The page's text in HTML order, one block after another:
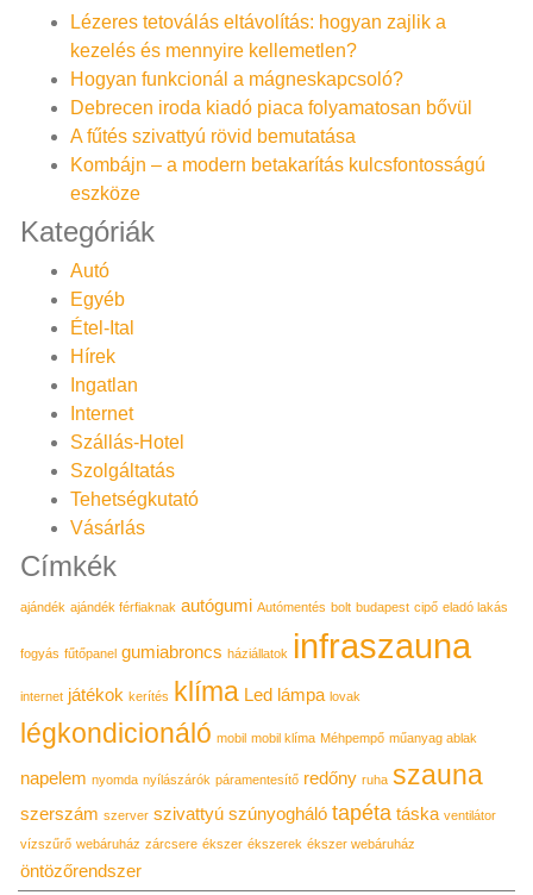
Lézeres tetoválás eltávolítás: hogyan zajlik a
kezelés és mennyire kellemetlen?
Hogyan funkcionál a mágneskapcsoló?
Debrecen iroda kiadó piaca folyamatosan bővül
A fűtés szivattyú rövid bemutatása
Kombájn – a modern betakarítás kulcsfontosságú
eszköze
Kategóriák
Autó
Egyéb
Étel-Ital
Hírek
Ingatlan
Internet
Szállás-Hotel
Szolgáltatás
Tehetségkutató
Vásárlás
Címkék
ajándék ajándék férfiaknak autógumi Autómentés bolt budapest cipő eladó lakás
fogyás fűtőpanel gumiabroncs háziállatok infraszauna
internet játékok kerítés klíma Led lámpa lovak
légkondicionáló mobil mobil klíma Méhpempő műanyag ablak
napelem nyomda nyílászárók páramentesítő redőny ruha szauna
szerszám szerver szivattyú szúnyogháló tapéta táska ventilátor
vízszűrő webáruház zárcsere ékszer ékszerek ékszer webáruház
öntözőrendszer